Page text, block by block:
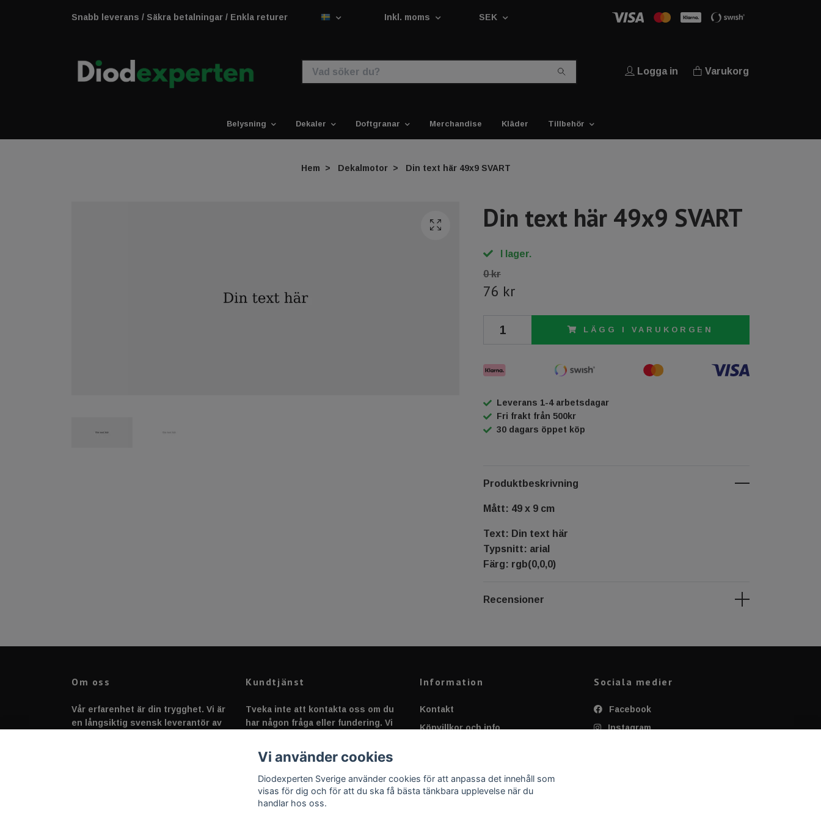
Snabb leverans / Säkra betalningar / Enkla returer Inkl. moms SEK
Logga in Varukorg
Belysning Dekaler Doftgranar Merchandise Kläder Tillbehör
Hem Dekalmotor Din text här 49x9 SVART
Din text här 49x9 SVART
I lager.
0 kr
76 kr
LÄGG I VARUKORGEN
Leverans 1-4 arbetsdagar
Fri frakt från 500kr
30 dagars öppet köp
Produktbeskrivning
Mått: 49 x 9 cm
Text: Din text här
Typsnitt: arial
Färg: rgb(0,0,0)
Recensioner
Om oss
Vår erfarenhet är din trygghet. Vi är
en långsiktig svensk leverantör av
Kundtjänst
Tveka inte att kontakta oss om du
har någon fråga eller fundering. Vi
Information
Kontakt
Köpvillkor och info
Applicering av Dekal
Sociala medier
Facebook
Instagram
Vi använder cookies
Diodexperten Sverige använder cookies för att anpassa det innehåll som
visas för dig och för att du ska få bästa tänkbara upplevelse när du
handlar hos oss.